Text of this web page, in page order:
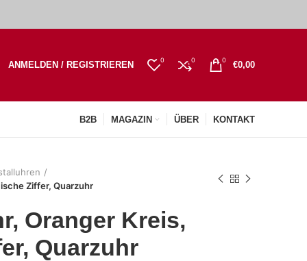
ANMELDEN / REGISTRIEREN 0 0 0 €0,00
B2B MAGAZIN ÜBER KONTAKT
Ziffer, Quarzuhr
Oranger Kreis,
Quarzuhr